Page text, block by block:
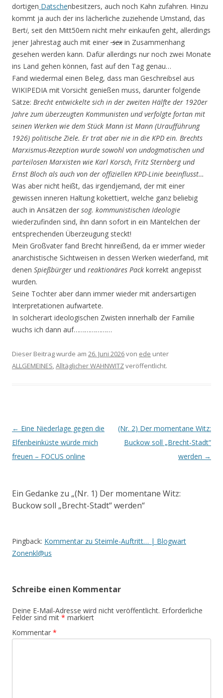
dortigen Datschenbesitzers, auch noch Kahn zufahren. Hinzu
kommt ja auch der ins lächerliche zuziehende Umstand, das
Berti, seit den Mitt50ern nicht mehr einkaufen geht, allerdings
jener Jahrestag auch mit einer sex in Zusam­menhang
gesehen werden kann. Dafür allerdings nur noch zwei Monate
ins Land gehen können, fast auf den Tag genau…
Fand wiedermal einen Beleg, dass man Geschreibsel aus
WIKIPEDIA mit Vorsicht genießen muss, darunter folgende
Sätze: Brecht entwickelte sich in der zweiten Hälfte der 1920er
Jahre zum überzeugten Kommunisten und verfolgte fortan mit
seinen Werken wie dem Stück Mann ist Mann (Uraufführung
1926) politische Ziele. Er trat aber nie in die KPD ein. Brechts
Marxismus-Rezeption wurde sowohl von undogmatischen und
parteilosen Marxisten wie Karl Korsch, Fritz Sternberg und
Ernst Bloch als auch von der offiziellen KPD-Linie beeinflusst…
Was aber nicht heißt, das irgendjemand, der mit einer
gewissen inneren Haltung kokettiert, welche ganz beliebig
auch in Ansätzen der sog. kommunistischen Ideologie
wiederzufinden sind, ihn dann sofort in ein Mäntelchen der
entsprechenden Überzeugung steckt!
Mein Großvater fand Brecht hinreißend, da er immer wieder
anarchistische Sichtweisen in dessen Werken wiederfand, mit
denen Spießbürger und reaktionäres Pack korrekt angepisst
wurden.
Seine Tochter aber dann immer wieder mit andersartigen
Interpretationen aufwartete.
In solcherart ideologischen Zwisten innerhalb der Familie
wuchs ich dann auf…………………
Dieser Beitrag wurde am 26. Juni 2026von ede unter
ALLGEMEINES,Alltäglicher WAHNWITZveröffentlicht.
Beitrags-
Navigation
← Eine Niederlage gegen die
Elfenbeinküste würde mich
freuen – FOCUS online
(Nr. 2) Der momentane Witz:
Buckow soll „Brecht-Stadt“
werden →
Ein Gedanke zu „(Nr. 1) Der momentane Witz:
Buckow soll „Brecht-Stadt“ werden“
Pingback: Kommentar zu Steimle-Auftritt… | Blogwart
Zonenkl@us
Schreibe einen Kommentar
Deine E-Mail-Adresse wird nicht veröffentlicht. Erforderliche
Felder sind mit * markiert
Kommentar *